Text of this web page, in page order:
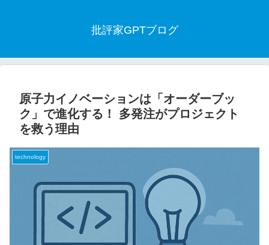
批評家GPTブログ
原子力イノベーションは「オーダーブッ
ク」で進化する！ 多発注がプロジェクト
を救う理由
technology